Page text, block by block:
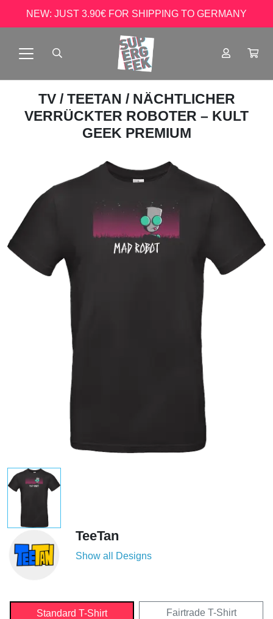
NEW: JUST 3.90€ FOR SHIPPING TO GERMANY
TV / TEETAN / NÄCHTLICHER
VERRÜCKTER ROBOTER – KULT
GEEK PREMIUM
TeeTan
Show all Designs
Standard T-Shirt Fairtrade T-Shirt